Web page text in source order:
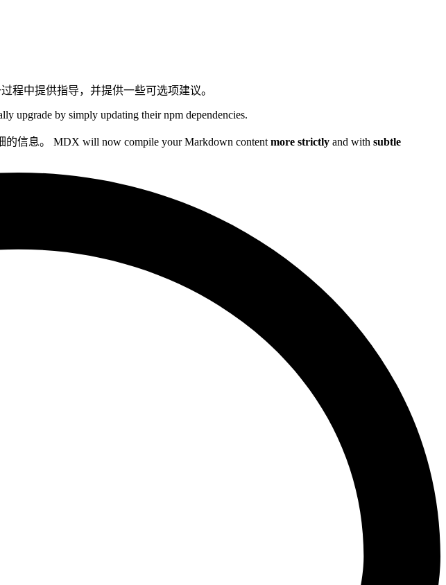
程中提供指导，并提供一些可选项建议。
upgrade by simply updating their npm dependencies.
信息。 MDX will now compile your Markdown content more strictly and with subtle